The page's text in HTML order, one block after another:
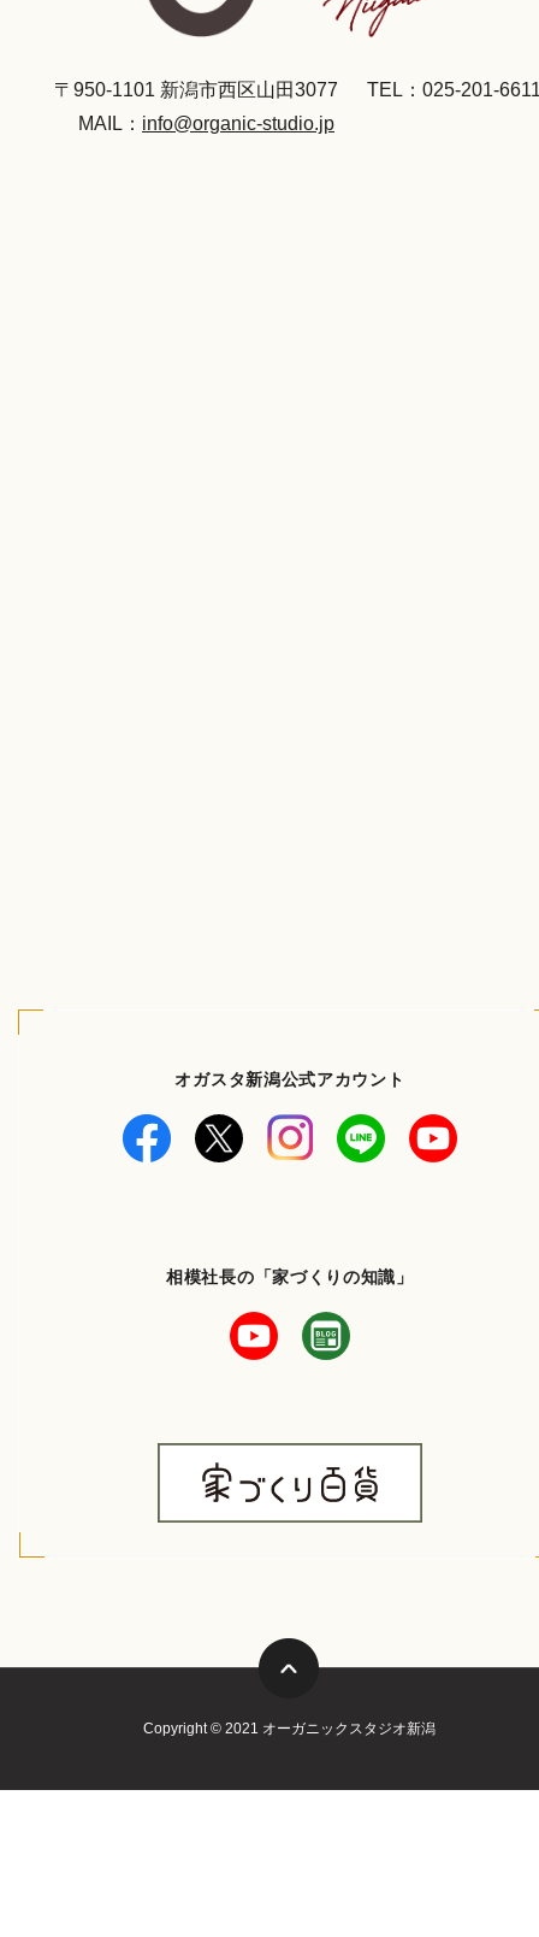
〒950-1101 新潟市西区山田3077
TEL：025-201-
MAIL： info@organic-studio.jp
オガスタ新潟公式アカウント
相模社長の「家づくりの知識」
Copyright © 2021 オーガニックスタジオ新潟